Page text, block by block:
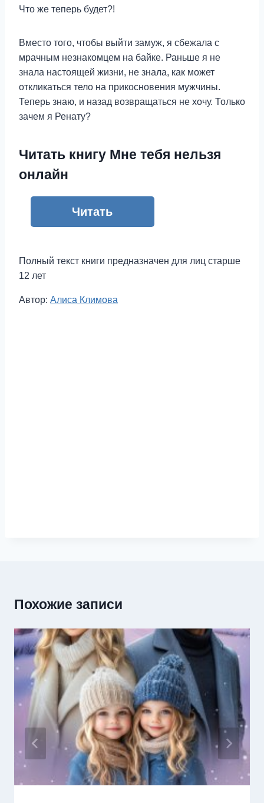
Что же теперь будет?!
Вместо того, чтобы выйти замуж, я сбежала с
мрачным незнакомцем на байке. Раньше я не
знала настоящей жизни, не знала, как может
откликаться тело на прикосновения мужчины.
Теперь знаю, и назад возвращаться не хочу. Только
зачем я Ренату?
Читать книгу Мне тебя нельзя
онлайн
Читать
Полный текст книги предназначен для лиц старше
12 лет
Метки
Автор: Алиса Климова
Похожие записи